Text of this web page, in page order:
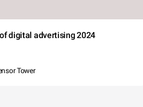
digital advertising 2024
Tower